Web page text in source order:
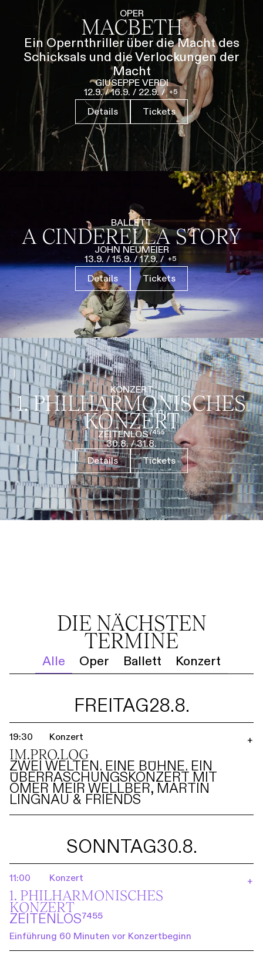
Führungen Jobs Kontakt
OPER
MACBETH
Ein Opernthriller über die Macht des
Schicksals und die Verlockungen der
Macht
GIUSEPPE VERDI
12.9. / 16.9. / 22.9. / 5
Details Tickets
BALLETT
A CINDERELLA STORY
JOHN NEUMEIER
13.9. / 15.9. / 17.9. / 5
Details Tickets
KONZERT
1. PHILHARMO­NISCHES
KONZERT
ZEITENLOS⁷⁴⁵⁵
30.8. / 31.8.
Details
Tickets
DIE NÄCHSTEN
TERMINE
Alle Oper Ballett Konzert
FREITAG28.8.
19:30 Konzert
IM.PRO.LOG
ZWEI WELTEN. EINE BÜHNE. EIN
ÜBERRASCHUNGSKONZERT MIT
OMER MEIR WELLBER, MARTIN
LINGNAU & FRIENDS
+
SONNTAG30.8.
11:00 Konzert
1. PHILHARMO­NISCHES
KONZERT
ZEITENLOS⁷⁴⁵⁵
Einführung 60 Minuten vor Konzertbeginn
+